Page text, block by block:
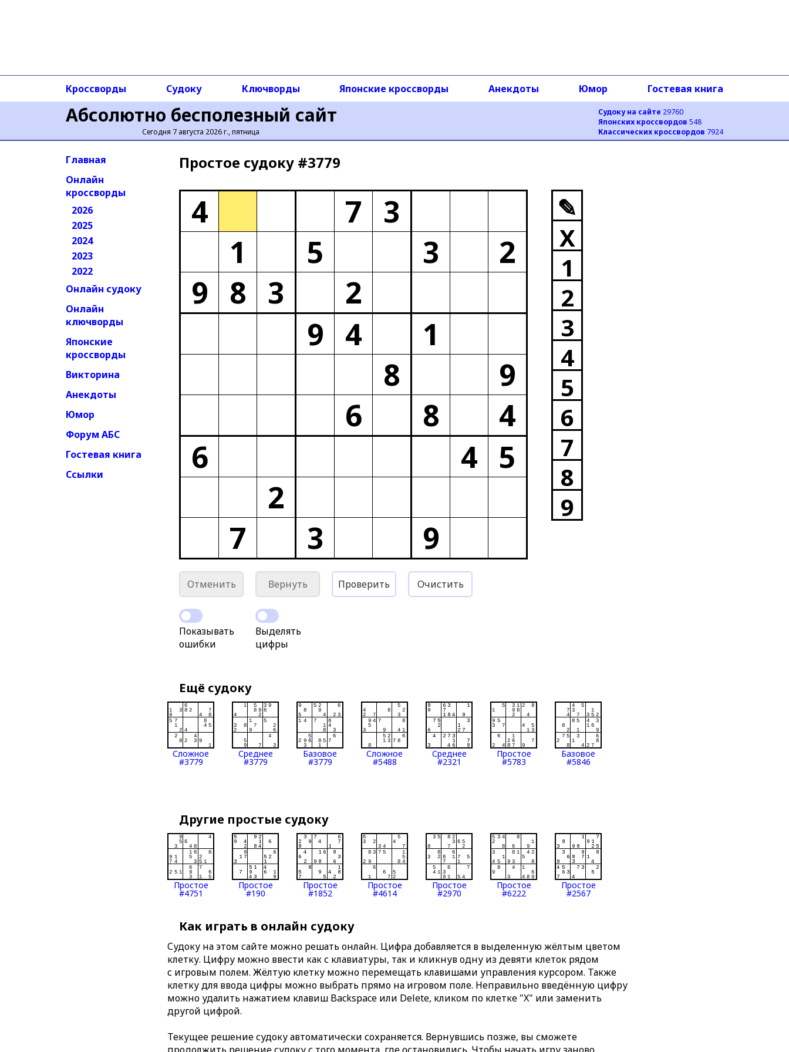
Абсолютно бесполезный сайт
Сегодня 7 августа 2026 г., пятница
Судоку на сайте 29760
Японских кроссвордов 548
Классических кроссвордов 7924
Кроссворды Судоку Ключворды Японские кроссворды Анекдоты Юмор Гостевая книга
Главная
Онлайн
кроссворды
2026
2025
2024
2023
2022
Онлайн судоку
Онлайн
ключворды
Японские
кроссворды
Викторина
Анекдоты
Юмор
Форум АБС
Гостевая книга
Ссылки
Простое cудоку #3779
4 7 3
1
5 3
2
9 8 3
2
9 4
1
8
9
6
8
4
6
4 5
2
7
3 9
✎
X
1
2
3
4
5
6
7
8
9
Отменить Вернуть Проверить Очистить
Показывать
ошибки
Выделять
цифры
Ещё судоку
Сложное
#3779
Среднее
#3779
Базовое
#3779
Сложное
#5488
Среднее
#2321
Простое
#5783
Базовое
#5846
Другие простые судоку
Простое
#4751
Простое
#190
Простое
#1852
Простое
#4614
Простое
#2970
Простое
#6222
Простое
#2567
Как играть в онлайн судоку
Судоку на этом сайте можно решать онлайн. Цифра добавляется в выделенную жёлтым цветом
клетку. Цифру можно ввести как с клавиатуры, так и кликнув одну из девяти клеток рядом
с игровым полем. Жёлтую клетку можно перемещать клавишами управления курсором. Также
клетку для ввода цифры можно выбрать прямо на игровом поле. Неправильно введённую цифру
можно удалить нажатием клавиш Backspace или Delete, кликом по клетке "X" или заменить
другой цифрой.
Текущее решение судоку автоматически сохраняется. Вернувшись позже, вы сможете